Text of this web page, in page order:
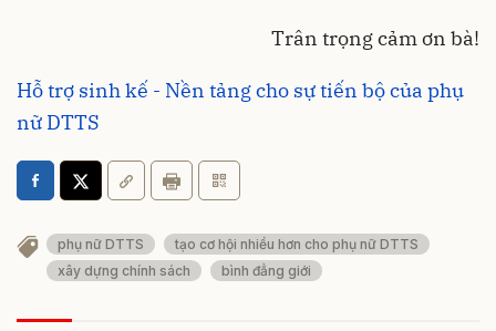
Trân trọng cảm ơn bà!
Hỗ trợ sinh kế - Nền tảng cho sự tiến bộ của phụ
nữ DTTS
phụ nữ DTTS
tạo cơ hội nhiều hơn cho phụ nữ DTTS
xây dựng chính sách
bình đẳng giới